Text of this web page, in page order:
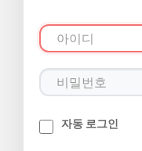
자동 로그인